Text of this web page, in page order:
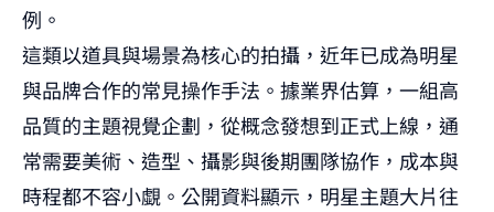
例。
這類以道具與場景為核心的拍攝，近年已成為明星
與品牌合作的常見操作手法。據業界估算，一組高
品質的主題視覺企劃，從概念發想到正式上線，通
常需要美術、造型、攝影與後期團隊協作，成本與
時程都不容小覷。公開資料顯示，明星主題大片往